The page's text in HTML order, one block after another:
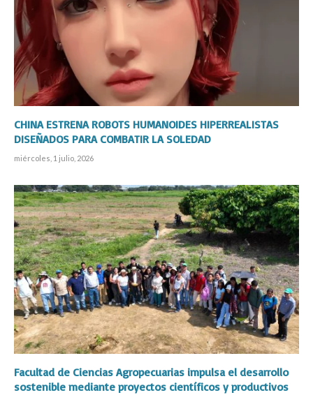
CHINA ESTRENA ROBOTS HUMANOIDES HIPERREALISTAS
DISEÑADOS PARA COMBATIR LA SOLEDAD
miércoles, 1 julio, 2026
Facultad de Ciencias Agropecuarias impulsa el desarrollo
sostenible mediante proyectos científicos y productivos